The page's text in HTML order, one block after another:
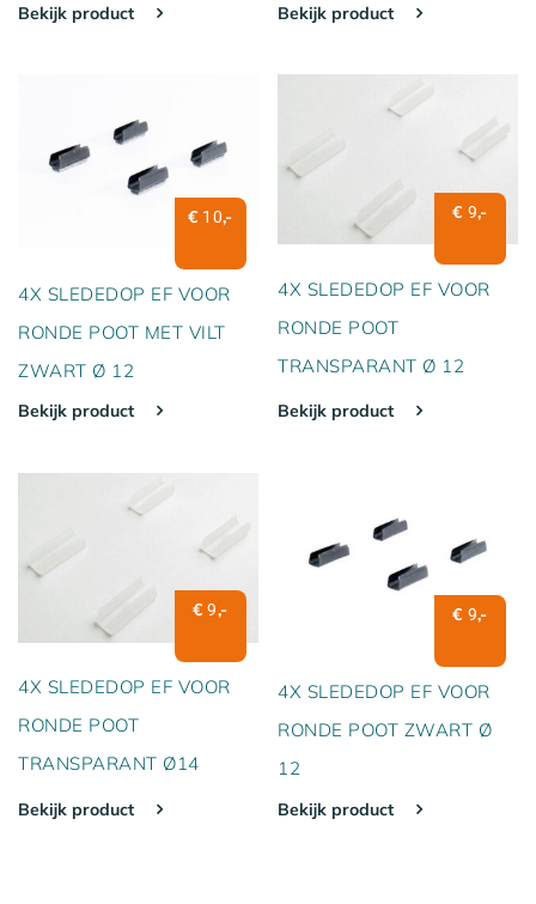
Bekijk product Bekijk product
€ 10,-
4X SLEDEDOP EF VOOR
RONDE POOT MET VILT
ZWART Ø 12
Bekijk product
€ 9,-
4X SLEDEDOP EF VOOR
RONDE POOT
TRANSPARANT Ø 12
Bekijk product
€9,-
4X SLEDEDOP EF VOOR
RONDE POOT
TRANSPARANT Ø14
Bekijk product
€ 9,-
4X SLEDEDOP EF VOOR
RONDE POOT ZWART Ø
12
Bekijk product